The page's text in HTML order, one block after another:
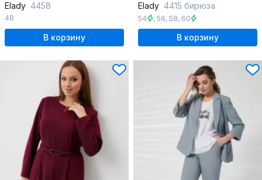
Elady 4458
48
В корзину
Elady 4415 бирюза
54 , 56, 58, 60
В корзину